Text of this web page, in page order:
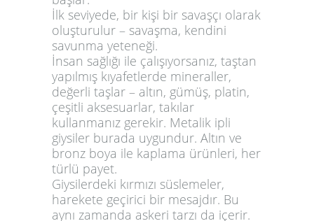
İlk seviyede, bir kişi bir savaşçı olarak
oluşturulur – savaşma, kendini
savunma yeteneği.
İnsan sağlığı ile çalışıyorsanız, taştan
yapılmış kıyafetlerde mineraller,
değerli taşlar – altın, gümüş, platin,
çeşitli aksesuarlar, takılar
kullanmanız gerekir. Metalik ipli
giysiler burada uygundur. Altın ve
bronz boya ile kaplama ürünleri, her
türlü payet.
Giysilerdeki kırmızı süslemeler,
harekete geçirici bir mesajdır. Bu
aynı zamanda askeri tarzı da içerir.